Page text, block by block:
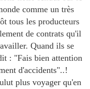
comme un très
tous les producteurs
de contrats qu'il
Quand ils se
: "Fais bien attention
d'accidents"..!
plus voyager qu'en